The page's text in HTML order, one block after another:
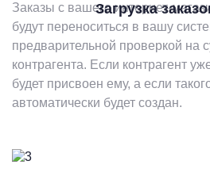
Загрузка
Заказы с вашего интернет-
будут переноситься в вашу
предварительной проверкой на
контрагента. Если контрагент
будет присвоен ему, а если
автоматически будет создан.